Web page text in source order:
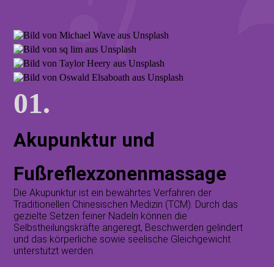
01.
Akupunktur und
Fußreflexzonenmassage
Die Akupunktur ist ein bewährtes Verfahren der
Traditionellen Chinesischen Medizin (TCM). Durch das
gezielte Setzen feiner Nadeln können die
Selbstheilungskräfte angeregt, Beschwerden gelindert
und das körperliche sowie seelische Gleichgewicht
unterstützt werden.